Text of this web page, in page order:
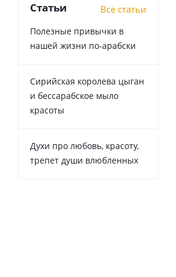
Статьи Все статьи
Полезные привычки в
нашей жизни по-арабски
Сирийская королева цыган
и бессарабское мыло
красоты
Духи про любовь, красоту,
трепет души влюбленных